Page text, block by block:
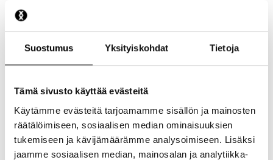
Suostumus Yksityiskohdat Tietoja
Tämä sivusto käyttää evästeitä
Käytämme evästeitä tarjoamamme sisällön ja mainosten
räätälöimiseen, sosiaalisen median ominaisuuksien
tukemiseen ja kävijämäärämme analysoimiseen. Lisäksi
jaamme sosiaalisen median, mainosalan ja analytiikka-
Veloitetaanko minua peruutuksesta?
Voinko peruuttaa tauotetun jäsenyyden?
Ota meihin yhteyttä